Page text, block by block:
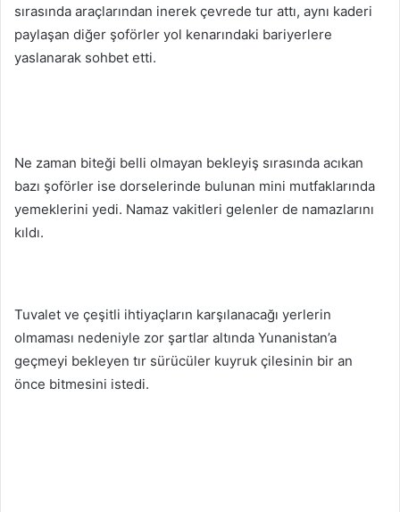
sırasında araçlarından inerek çevrede tur attı, aynı kaderi
paylaşan diğer şoförler yol kenarındaki bariyerlere
yaslanarak sohbet etti.
Ne zaman biteği belli olmayan bekleyiş sırasında acıkan
bazı şoförler ise dorselerinde bulunan mini mutfaklarında
yemeklerini yedi. Namaz vakitleri gelenler de namazlarını
kıldı.
Tuvalet ve çeşitli ihtiyaçların karşılanacağı yerlerin
olmaması nedeniyle zor şartlar altında Yunanistan’a
geçmeyi bekleyen tır sürücüler kuyruk çilesinin bir an
önce bitmesini istedi.